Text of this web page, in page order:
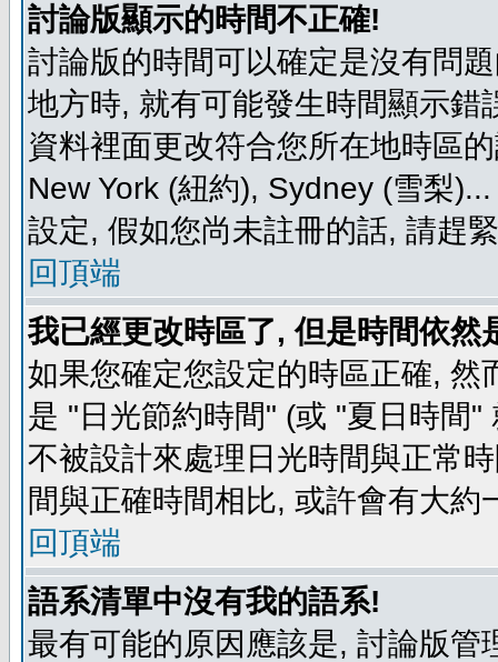
討論版顯示的時間不正確!
討論版的時間可以確定是沒有問
地方時, 就有可能發生時間顯示
資料裡面更改符合您所在地時區
New York (紐約), Sydney (雪梨
設定, 假如您尚未註冊的話, 請趕
回頂端
我已經更改時區了, 但是時間依然
如果您確定您設定的時區正確,
是 "日光節約時間" (或 "夏日時間
不被設計來處理日光時間與正常
間與正確時間相比, 或許會有大約
回頂端
語系清單中沒有我的語系!
最有可能的原因應該是, 討論版